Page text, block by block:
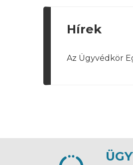
Hírek
Az Ügyvédkör